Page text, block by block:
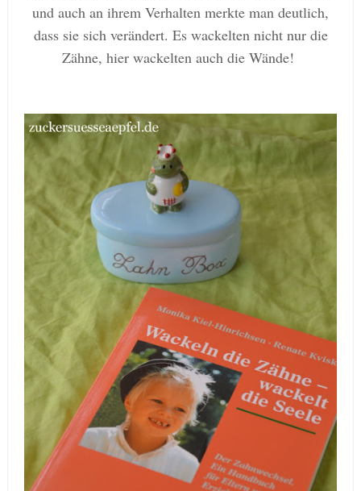
und auch an ihrem Verhalten merkte man deutlich,
dass sie sich verändert. Es wackelten nicht nur die
Zähne, hier wackelten auch die Wände!